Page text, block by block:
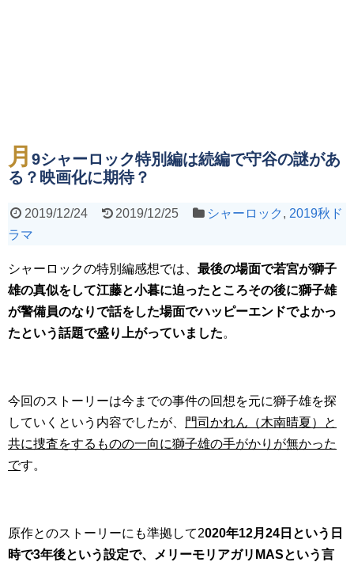
月 9シャーロック特別編は続編で守谷の謎があ
る？映画化に期待？
2019/12/24 2019/12/25 シャーロック , 2019秋ド
ラマ
シャーロックの特別編感想では、 最後の場面で若宮が獅子
雄の真似をして江藤と小暮に迫ったところその後に獅子雄
が警備員のなりで話をした場面でハッピーエンドでよかっ
たという話題で盛り上がっていました。
今回のストーリーは今までの事件の回想を元に獅子雄を探
していくという内容でしたが、
門司かれん（木南晴夏）と
共に捜査をするものの一向に獅子雄の手がかりが無かった
です。
原作とのストーリーにも準拠して2020年12月24日という日
時で3年後という設定で、メリーモリアガリMASという言